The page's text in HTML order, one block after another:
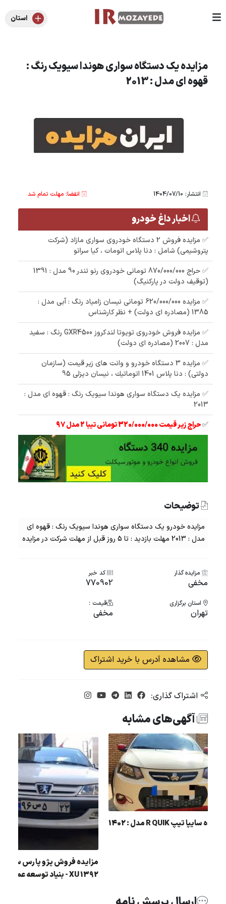
استان
مزایده یک دستگاه سواری هوندا سیویک رنگ :
قهوه ای مدل : 2013
انتشار: 1404/07/10 انقضا: مهلت تمام شد
اخبار داغ خودرو
✅ مزایده فروش 2 دستگاه خودروی سواری مازاد (شرکت
پتروشیمی) شامل : دنا پلاس اتومات ، کیا سراتو
✅ حراج 870/000/000 تومانی خودروی رنو تندر 90 مدل : 1391
(توقیف دولت در پارکنیگ)
✅ مزایده 620/000/000 تومانی نیسان زامیاد رنگ : آبی مدل :
1385 (مصادره ای دولت) + نظر کارشناس
✅ مزایده فروش خودروی تویوتا لندکروز GXR4500 رنگ : سفید
مدل : 2007 (مصادره ای دولت)
✅ مزایده 3 دستگاه خودرو و وانت های زیر قیمت (سازمان
دولتی) : دنا پلاس 1401 اتوماتيك ، نیسان دیزلی 95
✅ مزایده یک دستگاه سواری هوندا سیویک رنگ : قهوه ای مدل :
2013
✅حراج زیر قیمت 320/000/000 تومانی تیبا 2 مدل 97
توضیحات
مزایده خودرو یک دستگاه سواری هوندا سیویک رنگ : قهوه ای
مدل : 2013 مهلت بازدید : تا 5 روز قبل از مهلت شرکت در مزایده
مزایده گذار
مخفی
کد خبر
770902
استان برگزاری
تهران
قیمت :
مخفی
مشاهده آدرس با خرید اشتراک
اشتراک گذاری:
آگهی‌های مشابه
مزایده فروش پژو
1392 XU - بنیاد توسعه عمران
مزایده سايپا تيپ R QUIK مدل : 1402